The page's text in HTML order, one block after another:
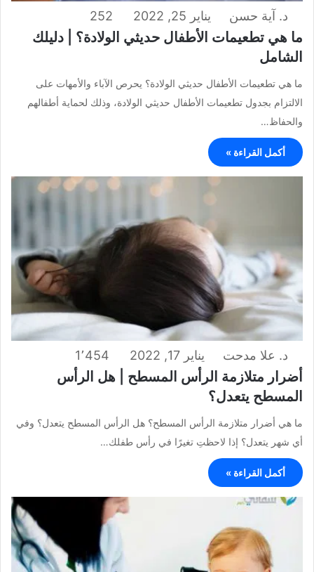
د. آية حسن يناير 25, 2022 252
ما هي تطعيمات الأطفال حديثي الولادة؟ | دليلك
الشامل
ما هي تطعيمات الأطفال حديثي الولادة؟ يحرص الآباء والأمهات على
الالتزام بجدول تطعيمات الأطفال حديثي الولادة، وذلك لحماية أطفالهم
والحفاظ…
أكمل القراءة »
د. علا مدحت يناير 17, 2022 1٬454
أضرار متلازمة الرأس المسطح | هل الرأس
المسطح يتعدل؟
ما هي أضرار متلازمة الرأس المسطح؟ هل الرأس المسطح يتعدل؟ وفي
أي شهر يتعدل؟ إذا لاحظتِ تغيرًا في رأس طفلك…
أكمل القراءة »